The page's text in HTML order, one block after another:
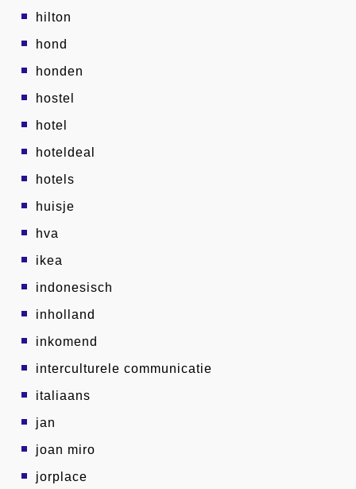
hilton
hond
honden
hostel
hotel
hoteldeal
hotels
huisje
hva
ikea
indonesisch
inholland
inkomend
interculturele communicatie
italiaans
jan
joan miro
jorplace